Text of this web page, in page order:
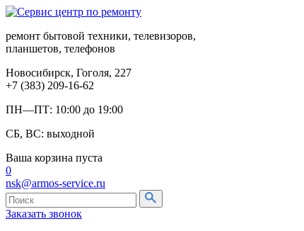
ремонт бытовой техники, телевизоров,
планшетов, телефонов
Новосибирск, Гоголя, 227
+7 (383) 209-16-62
ПН—ПТ: 10:00 до 19:00
СБ, ВС: выходной
Ваша корзина пуста
0
nsk@armos-service.ru
Заказать звонок